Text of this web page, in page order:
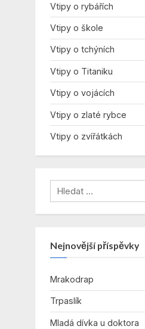
Vtipy o rybářích
Vtipy o škole
Vtipy o tchýních
Vtipy o Titaniku
Vtipy o vojácích
Vtipy o zlaté rybce
Vtipy o zvířátkách
Vyhledávání
Nejnovější příspěvky
Mrakodrap
Trpaslík
Mladá dívka u doktora